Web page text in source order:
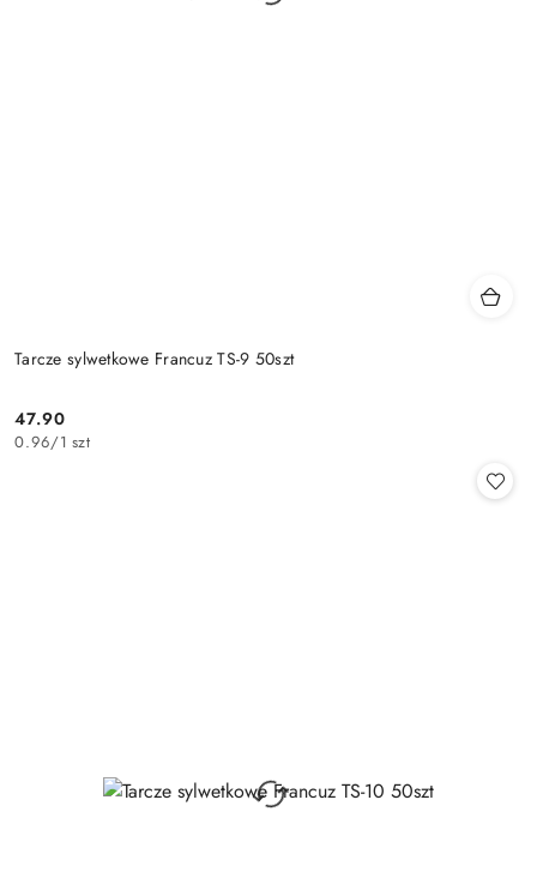
Tarcze sylwetkowe Francuz TS-9 50szt
Cena:
47.90
0.96/1 szt